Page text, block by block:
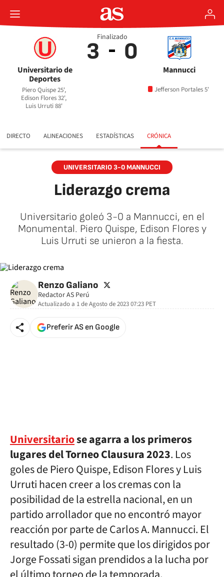
Universitario de
Deportes
3
Piero Quispe 25',
Edison Flores 32',
Luis Urruti 88'
Mannucci
0
Jefferson Portales 5'
Finalizado
DIRECTO ALINEACIONES ESTADÍSTICAS CRÓNICA
UNIVERSITARIO 3-0 MANNUCCI
Liderazgo crema
Universitario goleó 3-0 a Mannucci, en el
Monumental. Piero Quispe, Edison Flores y
Luis Urruti se unieron a la fiesta.
Renzo Galiano twitter
Redactor AS Perú
Actualizado a 1 de Agosto de 2023 07:23 PET
Preferir AS en Google
Universitariose agarra a los primeros
lugares del Torneo Clausura 2023. Los
goles de Piero Quispe, Edison Flores y Luis
Urruti hacen creer a los cremas con la
posibilidad de la estrella nacional, en un
partido arrollador que no encontró mayor
reacción por parte de Carlos A. Mannucci. El
resultado (3-0) permite que los dirigidos por
Jorge Fossati sigan prendidos a la lucha por